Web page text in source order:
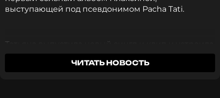
ССЫЛКА
выступающей под псевдонимом Pacha Tati.
Татьяна выпустила новый сингл и клип и устроила
пресс-конференцию, на которой ответила на
интересующие публику вопросы, в том числе и о
ЧИТАТЬ НОВОСТЬ